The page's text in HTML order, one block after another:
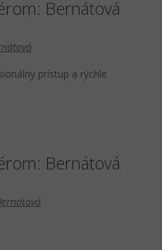
Bernátová
prístup a rýchle
Bernátová